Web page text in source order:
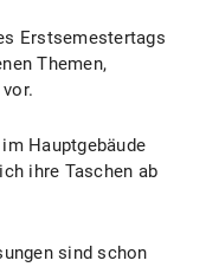
Erstsemestertags
Themen,
Hauptgebäude
ihre Taschen ab
sind schon